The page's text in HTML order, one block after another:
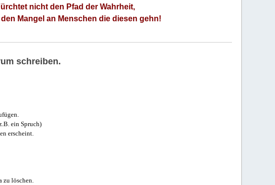
nicht den Pfad der Wahrheit,
Mangel an Menschen die diesen gehn!
schreiben.
ein Spruch)
erscheint.
zu löschen.